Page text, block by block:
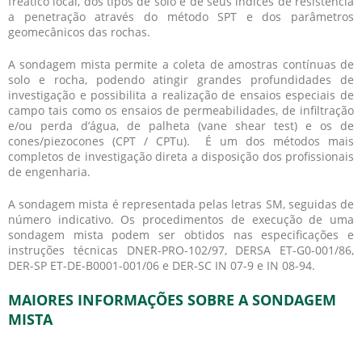
a penetração através do método SPT e dos parâmetros
geomecânicos das rochas.
Asondagem mista permite a coleta de amostras contínuas de
solo e rocha, podendo atingir grandes profundidades de
investigação e possibilita a realização de ensaios especiais de
campo tais como os ensaios de permeabilidades, de infiltração
e/ou perda d’água, de palheta (vane shear test) e os de
cones/piezocones (CPT / CPTu). É um dos métodos mais
completos de investigação direta a disposição dos profissionais
de engenharia.
Asondagem mista é representada pelas letras SM, seguidas de
número indicativo. Os procedimentos de execução de uma
sondagem mista podem ser obtidos nas especificações e
instruções técnicas DNER-PRO-102/97, DERSA ET-G0-001/86,
DER-SP ET-DE-B0001-001/06 e DER-SC IN 07-9 e IN 08-94.
MAIORES INFORMAÇÕES SOBRE A SONDAGEM
MISTA